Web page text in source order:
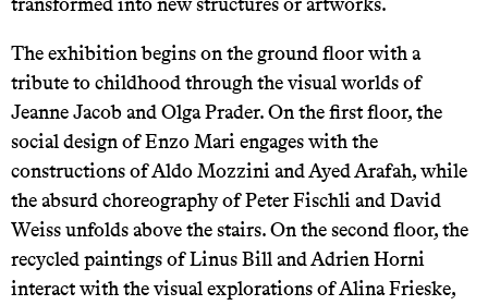
The exhibition begins on the ground floor with a
tribute to childhood through the visual worlds of
Jeanne Jacob and Olga Prader. On the first floor, the
social design of Enzo Mari engages with the
constructions of Aldo Mozzini and Ayed Arafah, while
the absurd choreography of Peter Fischli and David
Weiss unfolds above the stairs. On the second floor, the
recycled paintings of Linus Bill and Adrien Horni
interact with the visual explorations of Alina Frieske,